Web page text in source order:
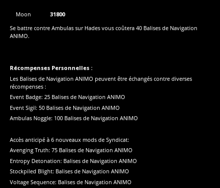
Moon
31800
Se battre contre Ambulas sur Hades vous coûtera 40 Balises de Navigation
ANIMO.
Récompenses Personnelles :
Les Balises de Navigation ANIMO peuvent être échangés contre diverses
récompenses :
Event Badge: 25 Balises de Navigation ANIMO
Event Sigil: 50 Balises de Navigation ANIMO
Ambulas Noggle: 100 Balises de Navigation ANIMO
Accès anticipé à 6 nouveaux mods de Syndicat:
Avenging Truth: 75 Balises de Navigation ANIMO
Entropy Detonation: Balises de Navigation ANIMO
Stockpiled Blight: Balises de Navigation ANIMO
Voltage Sequence: Balises de Navigation ANIMO